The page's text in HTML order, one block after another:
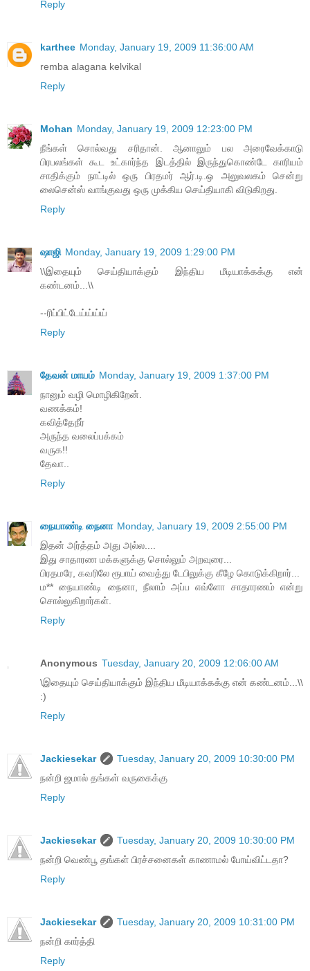
Reply
karthee Monday, January 19, 2009 11:36:00 AM
remba alagana kelvikal
Reply
Mohan Monday, January 19, 2009 12:23:00 PM
நீங்கள் சொல்வது சரிதான். ஆனாலும் பல அரைவேக்காடு
பிரபலங்கள் கூட உட்கார்ந்த இடத்தில் இருந்துகொண்டே காரியம்
சாதிக்கும் நாட்டில் ஒரு பிரதமர் ஆர்.டி.ஒ அலுவலகம் சென்று
லைசென்ஸ் வாங்குவது ஒரு முக்கிய செய்தியாகி விடுகிறது.
Reply
ஷாஜி Monday, January 19, 2009 1:29:00 PM
\\இதையும் செய்தியாக்கும் இந்திய மீடியாக்கக்கு என்
கண்டனம்...\\
--ரிப்பிட்டேய்ய்ய்ய்
Reply
தேவன் மாயம் Monday, January 19, 2009 1:37:00 PM
நானும் வழி மொழிகிறேன்.
வணக்கம்!
கவித்தேநீர்
அருந்த வலைப்பக்கம்
வருக!!
தேவா..
Reply
நையாண்டி நைனா Monday, January 19, 2009 2:55:00 PM
இதன் அர்த்தம் அது அல்ல....
இது சாதாரண மக்களுக்கு சொல்லும் அறவுரை...
பிரதமரே, கவரிலே ரூபாய் வைத்து டேபிலுக்கு கீழே கொடுக்கிறார்...
ம** நையாண்டி நைனா, நீலாம் அப்ப எவ்ளோ சாதாரணம் என்று
சொல்லுகிறார்கள்.
Reply
Anonymous Tuesday, January 20, 2009 12:06:00 AM
\இதையும் செய்தியாக்கும் இந்திய மீடியாக்கக்கு என் கண்டனம்...\\
:)
Reply
Jackiesekar
Tuesday, January 20, 2009 10:30:00 PM
நன்றி ஜமால் தங்கள் வருகைக்கு
Reply
Jackiesekar
Tuesday, January 20, 2009 10:30:00 PM
நன்றி வெண்பூ தங்கள் பிரச்சனைகள் காணாமல் போய்விட்டதா?
Reply
Jackiesekar
Tuesday, January 20, 2009 10:31:00 PM
நன்றி கார்த்தி
Reply